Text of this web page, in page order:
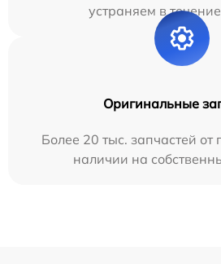
устраняем в
Оригинальные
Более 20 тыс. запчастей от
наличии на